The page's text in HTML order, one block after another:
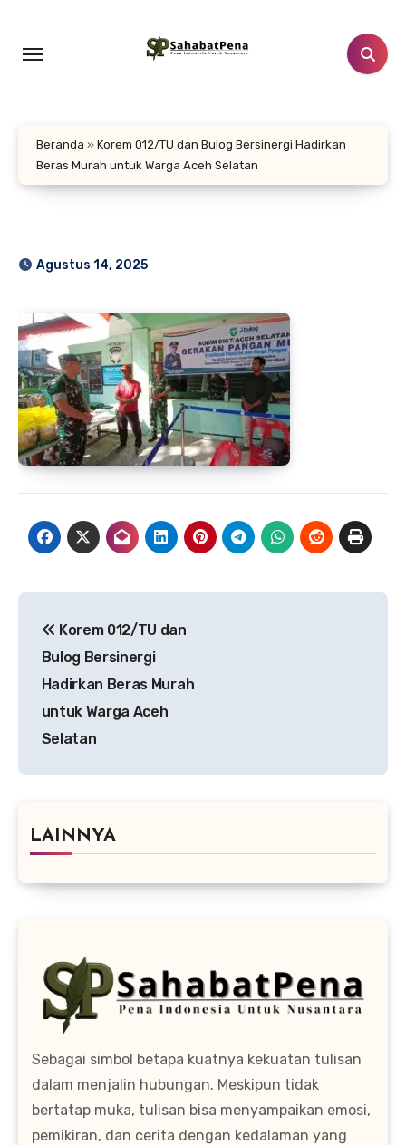
konten
Beranda » Korem 012/TU dan Bulog Bersinergi Hadirkan
Beras Murah untuk Warga Aceh Selatan
Agustus 14, 2025
pos
Korem 012/TU dan
Bulog Bersinergi
Hadirkan Beras Murah
untuk Warga Aceh
Selatan
LAINNYA
Sebagai simbol betapa kuatnya kekuatan tulisan
dalam menjalin hubungan. Meskipun tidak
bertatap muka, tulisan bisa menyampaikan emosi,
pemikiran, dan cerita dengan kedalaman yang